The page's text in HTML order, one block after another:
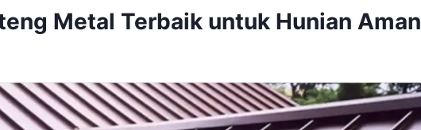
Metal Terbaik untuk Hunian Aman